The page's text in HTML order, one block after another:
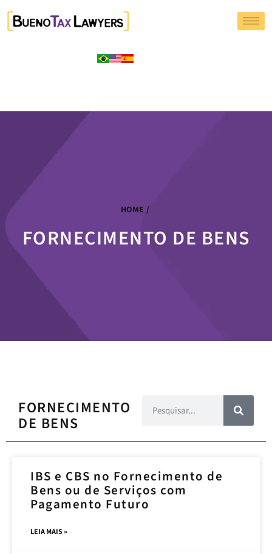
HOME /
FORNECIMENTO DE BENS
FORNECIMENTO
DE BENS
IBS e CBS no Fornecimento de
Bens ou de Serviços com
Pagamento Futuro
LEIA MAIS »